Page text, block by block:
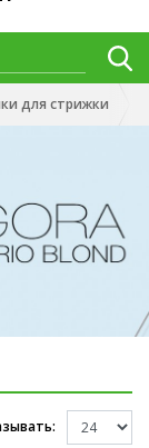
для стрижки